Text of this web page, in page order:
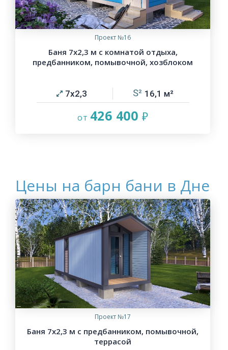
Проект №16
Баня 7х2,3 м с комнатой отдыха,
предбанником, помывочной, хозблоком
7х2,3 16,1
426 400
Цены на барн бани в Дне
Проект №17
Баня 7х2,3 м с предбанником, помывочной,
террасой